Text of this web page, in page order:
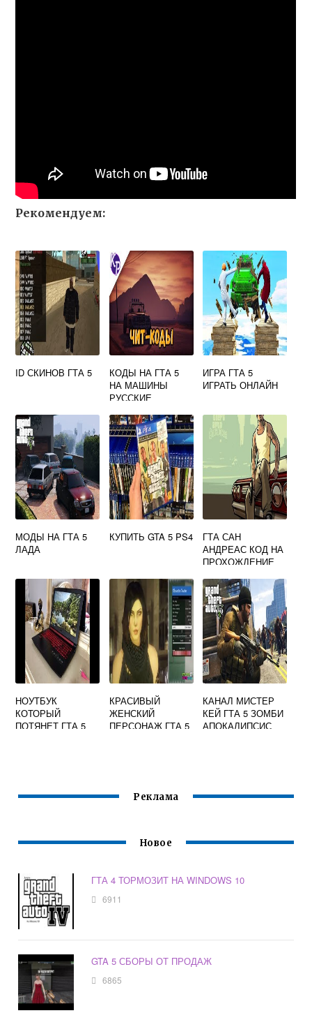
Рекомендуем:
ID СКИНОВ ГТА 5
КОДЫ НА ГТА 5
НА МАШИНЫ
РУССКИЕ
ИГРА ГТА 5
ИГРАТЬ ОНЛАЙН
МОДЫ НА ГТА 5
ЛАДА
КУПИТЬ GTA 5 PS4
ГТА САН
АНДРЕАС КОД НА
ПРОХОЖДЕНИЕ
НОУТБУК
КОТОРЫЙ
ПОТЯНЕТ ГТА 5
КРАСИВЫЙ
ЖЕНСКИЙ
ПЕРСОНАЖ ГТА 5
КАНАЛ МИСТЕР
КЕЙ ГТА 5 ЗОМБИ
АПОКАЛИПСИС
Реклама
Новое
ГТА 4 ТОРМОЗИТ НА WINDOWS 10
6911
GTA 5 СБОРЫ ОТ ПРОДАЖ
6865